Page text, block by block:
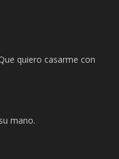
quiero casarme con
mano.